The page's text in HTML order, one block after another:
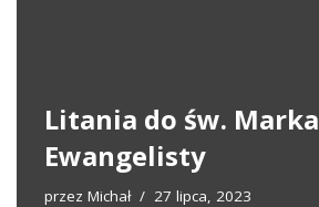
Litania do św. Marka
Ewangelisty
przez Michał 27 lipca, 2023